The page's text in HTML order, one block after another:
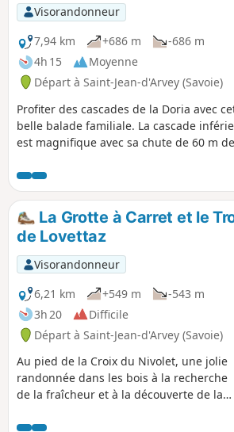
Visorandonneur
7,94 km
+686 m
-686 m
4h 15
Moyenne
Départ à Saint-Jean-d'Arvey (Savoie)
Profiter des cascades de la Doria avec
belle balade familiale. La cascade
est magnifique avec sa chute de 60 m de
vous pourrez observer le départ de la Via
Ferrata à flanc de montagne. Au niveau
cascade haute, vous apprécierez la
de l'air par période de forte chaleur.
La Grotte à Carret et le
de Lovettaz
Visorandonneur
6,21 km
+549 m
-543 m
3h 20
Difficile
Départ à Saint-Jean-d'Arvey (Savoie)
Au pied de la Croix du Nivolet, une jolie
randonnée dans les bois à la recherche
de la fraîcheur et à la découverte de la
(source du torrent au milieu de la